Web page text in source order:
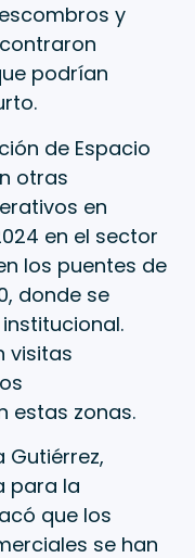
y
podrían
de Espacio
otras
en
en el sector
los puentes de
donde se
visitas
estas zonas.
Gutiérrez,
para la
que los
se han